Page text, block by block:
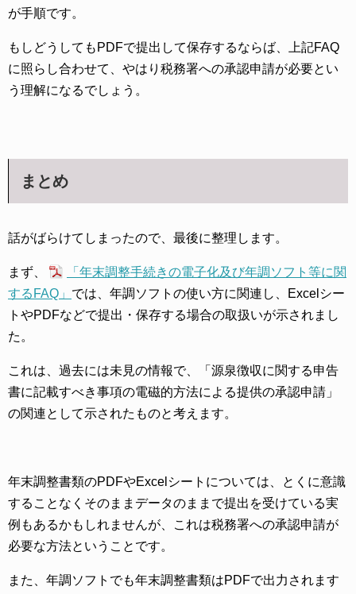
が手順です。
もしどうしてもPDFで提出して保存するならば、上記FAQ
に照らし合わせて、やはり税務署への承認申請が必要とい
う理解になるでしょう。
まとめ
話がばらけてしまったので、最後に整理します。
まず、
「年末調整手続きの電子化及び年調ソフト等に関
するFAQ」 では、年調ソフトの使い方に関連し、Excelシー
トやPDFなどで提出・保存する場合の取扱いが示されまし
た。
これは、過去には未見の情報で、「源泉徴収に関する申告
書に記載すべき事項の電磁的方法による提供の承認申請」
の関連として示されたものと考えます。
年末調整書類のPDFやExcelシートについては、とくに意識
することなくそのままデータのままで提出を受けている実
例もあるかもしれませんが、これは税務署への承認申請が
必要な方法ということです。
また、年調ソフトでも年末調整書類はPDFで出力されます